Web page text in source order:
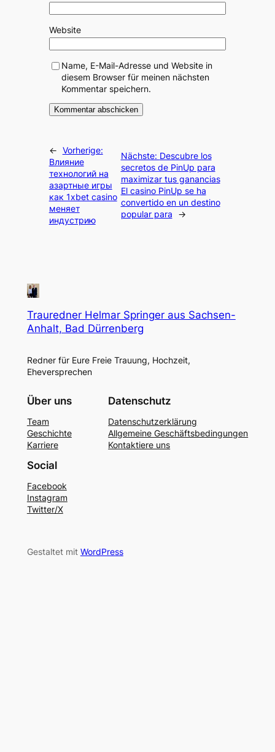
Website
Name, E-Mail-Adresse und Website in
diesem Browser für meinen nächsten
Kommentar speichern.
← Vorherige:
Влияние
технологий на
азартные игры
как 1xbet casino
меняет
индустрию
Nächste: Descubre los
secretos de PinUp para
maximizar tus ganancias
El casino PinUp se ha
convertido en un destino
popular para
→
Trauredner Helmar Springer aus Sachsen-
Anhalt, Bad Dürrenberg
Redner für Eure Freie Trauung, Hochzeit,
Eheversprechen
Über uns
Team
Geschichte
Karriere
Datenschutz
Datenschutzerklärung
Allgemeine Geschäftsbedingungen
Kontaktiere uns
Social
Facebook
Instagram
Twitter/X
Gestaltet mit WordPress